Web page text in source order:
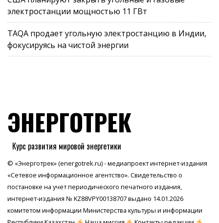
электростанции мощностью 11 ГВт
TAQA продает угольную электростанцию в Индии,
фокусируясь на чистой энергии
ЭНЕРГОТРЕК
Курс развития мировой энергетики
© «Энерготрек» (energotrek.ru) - медиапроект интернет-издания
«Сетевое информационное агентство». Свидетельство о
постановке на учет периодического печатного издания,
интернет-издания № KZ88VPY00138707 выдано 14.01.2026
комитетом информации Министерства культуры и информации